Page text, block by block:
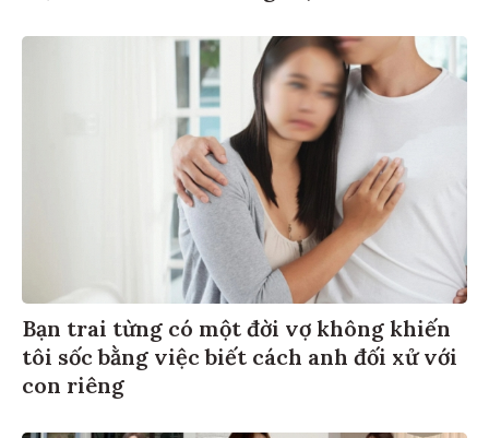
Bạn trai từng có một đời vợ không khiến
tôi sốc bằng việc biết cách anh đối xử với
con riêng